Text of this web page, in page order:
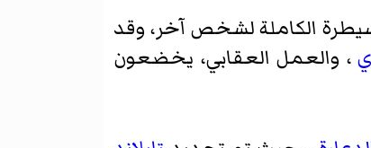
الكاملة لشخص آخر، وقد
، والعمل العقابي، يخضعون